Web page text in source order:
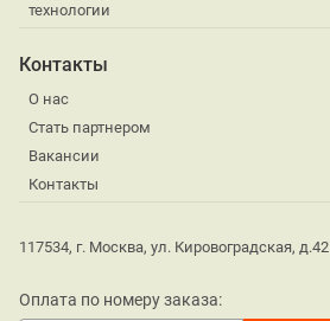
технологии
Контакты
О нас
Стать партнером
Вакансии
Контакты
117534, г. Москва, ул. Кировоградская, д.42
Оплата по номеру заказа: